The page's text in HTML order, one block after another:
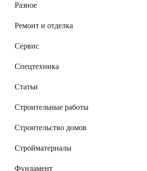
Разное
Ремонт и отделка
Сервис
Спецтехника
Статьи
Строительные работы
Строительство домов
Стройматериалы
Фундамент